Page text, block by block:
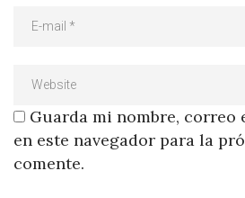
Guarda mi nombre, correo
en este navegador para la
comente.